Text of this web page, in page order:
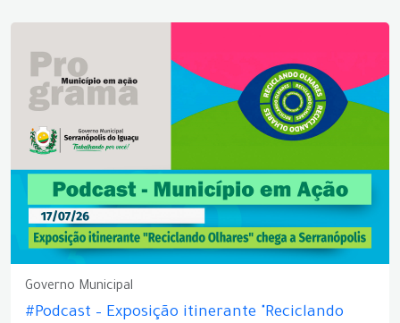
Governo Municipal
#Podcast – Exposição itinerante "Reciclando